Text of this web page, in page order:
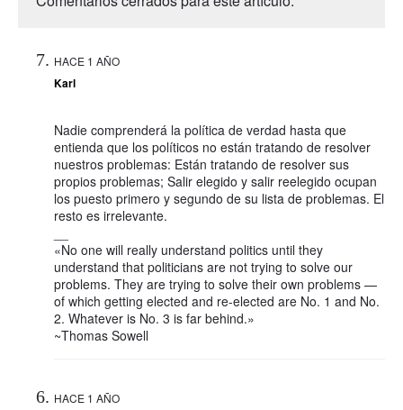
HACE 1 AÑO
Karl
Nadie comprenderá la política de verdad hasta que
entienda que los políticos no están tratando de resolver
nuestros problemas: Están tratando de resolver sus
propios problemas; Salir elegido y salir reelegido ocupan
los puesto primero y segundo de su lista de problemas. El
resto es irrelevante.
«No one will really understand politics until they
understand that politicians are not trying to solve our
problems. They are trying to solve their own problems —
of which getting elected and re-elected are No. 1 and No.
2. Whatever is No. 3 is far behind.»
~Thomas Sowell
HACE 1 AÑO